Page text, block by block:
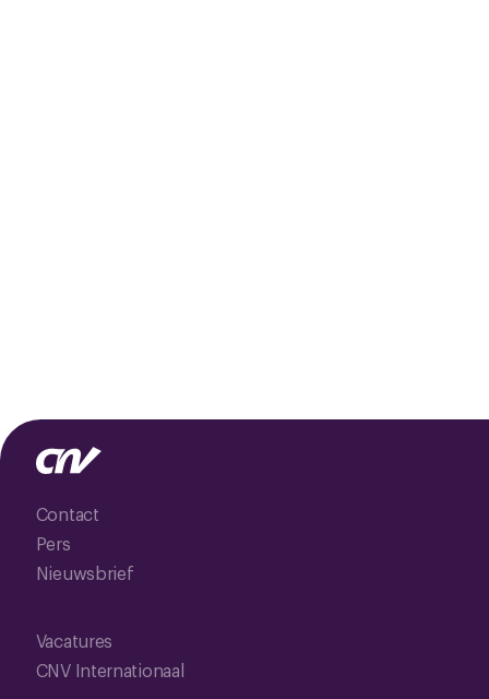
Contact
Pers
Nieuwsbrief
Vacatures
CNV Internationaal